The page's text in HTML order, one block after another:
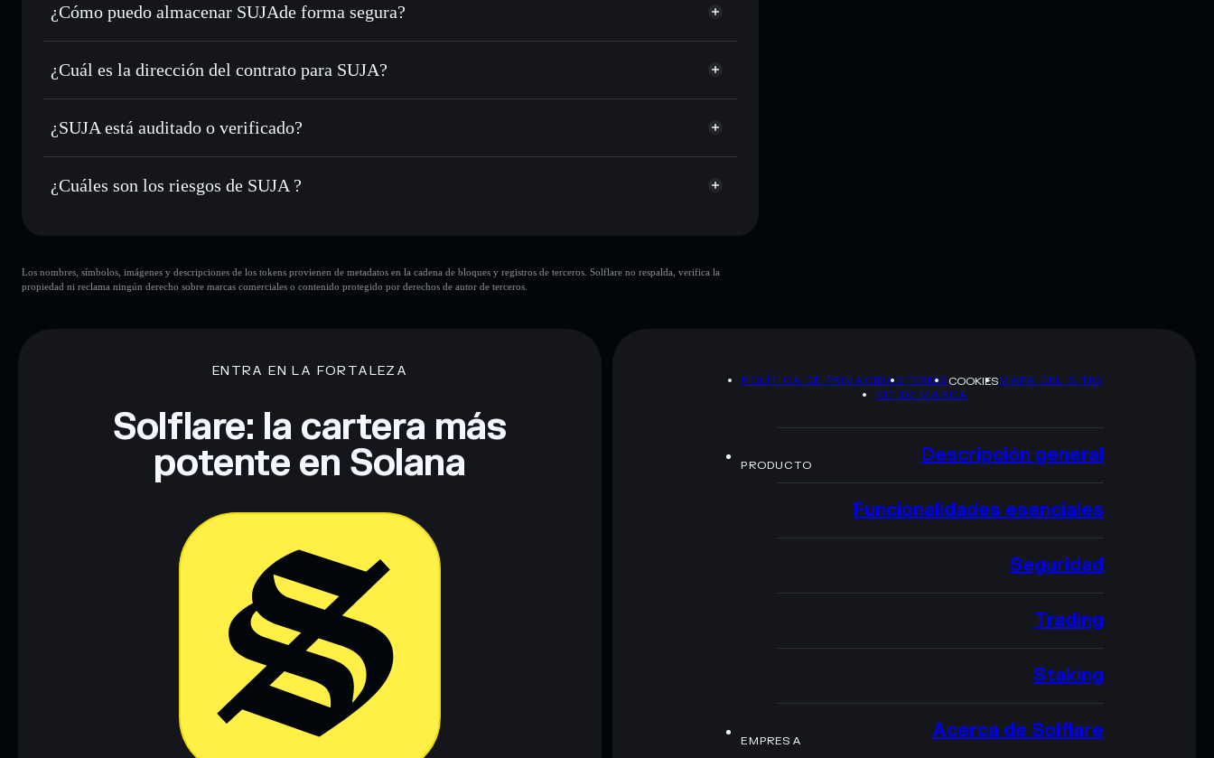
Utilizar DCA: promedio de coste en dólares en SUJA a lo largo del tiempo
Enviar de forma privada: transferir SUJA sin vincular públicamente las carteras usando el agregador de privacidad
integrado de Solflare
Holdear de forma segura : almacenar SUJA en una cartera sin custodia donde tú controla tus claves privadas
¿Cómo puedo almacenar SUJAde forma segura?
SUJA cartera sin custodia Solflare
¿Cuál es la dirección del contrato para SUJA?
SUJA
BrWCgpTPTU1DaB3FoTCHcdSKfDVL9S9CSApdhdDcuXrk
Solflare
¿SUJA está auditado o verificado?
SUJA no está verificado actualmente
¿Cuáles son los riesgos de SUJA ?
carteras
SUJA
sola cartera
Los nombres, símbolos, imágenes y descripciones de los tokens provienen de metadatos en la cadena de bloques y registros de terceros. Solflare no respalda, verifica la
propiedad ni reclama ningún derecho sobre marcas comerciales o contenido protegido por derechos de autor de terceros.
ENTRA EN LA FORTALEZA
Solflare: la cartera más
potente en Solana
POLÍTICA DE PRIVACIDADTERMSCOOKIESMAPA DEL SITIO
KIT DE MARCA
PRODUCTO Descripción general
Funcionalidades esenciales
Seguridad
Trading
Staking
EMPRESA Acerca de Solflare